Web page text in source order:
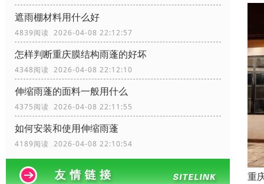
遮雨棚材料用什么好
4839阅读 2026-04-08 22:12:57
怎样判断重庆膜结构雨蓬的好坏
4348阅读 2026-04-08 22:12:10
伸缩雨蓬的面料一般用什么
4375阅读 2026-04-08 22:11:55
如何安装和使用伸缩雨蓬
4189阅读 2026-04-08 22:10:54
重